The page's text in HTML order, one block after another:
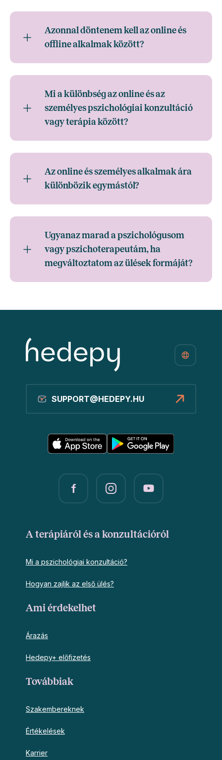
Azonnal döntenem kell az online és
offline alkalmak között?
Mi a különbség az online és az
személyes pszichológiai konzultáció
vagy terápia között?
Az online és személyes alkalmak ára
különbözik egymástól?
Ugyanaz marad a pszichológusom
vagy pszichoterapeutám, ha
megváltoztatom az ülések formáját?
SUPPORT@HEDEPY.HU
A terápiáról és a konzultációról
Mi a pszichológiai konzultáció?
Hogyan zajlik az első ülés?
Ami érdekelhet
Árazás
Hedepy+ előfizetés
Továbbiak
Szakembereknek
Értékelések
Karrier